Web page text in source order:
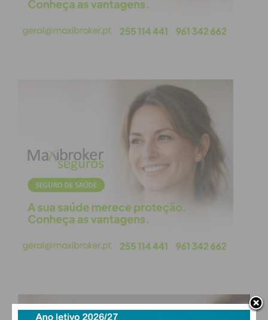
PAÇOS DE FERREIRA